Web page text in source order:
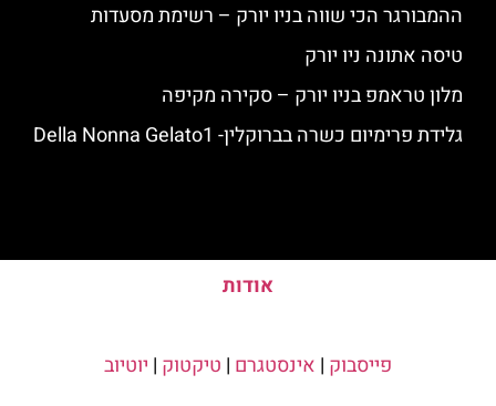
ההמבורגר הכי שווה בניו יורק – רשימת מסעדות
טיסה אתונה ניו יורק
מלון טראמפ בניו יורק – סקירה מקיפה
גלידת פרימיום כשרה בברוקלין- Della Nonna Gelato1
אודות
פייסבוק | אינסטגרם | טיקטוק | יוטיוב